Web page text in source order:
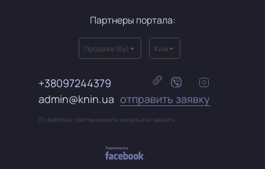
Партнеры портала:
Продажа (бу) Київ
+38097244379
admin@knin.ua отправить заявку
По работе с сайтом можете писать или звонить